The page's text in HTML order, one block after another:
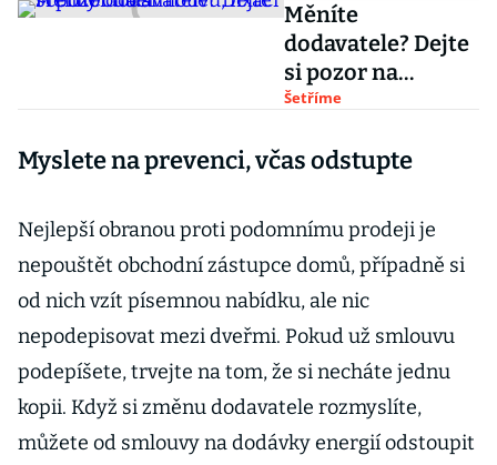
Měníte
dodavatele? Dejte
si pozor na
smlouvu, fixaci i
Šetříme
Myslete na prevenci, včas odstupte
Nejlepší obranou proti podomnímu prodeji je
nepouštět obchodní zástupce domů, případně si
od nich vzít písemnou nabídku, ale nic
nepodepisovat mezi dveřmi. Pokud už smlouvu
podepíšete, trvejte na tom, že si necháte jednu
kopii. Když si změnu dodavatele rozmyslíte,
můžete od smlouvy na dodávky energií odstoupit